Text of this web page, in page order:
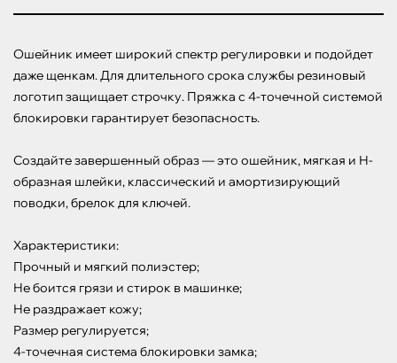
Ошейник имеет широкий спектр регулировки и подойдет
даже щенкам. Для длительного срока службы резиновый
логотип защищает строчку. Пряжка с 4-точечной системой
блокировки гарантирует безопасность.
Создайте завершенный образ — это ошейник, мягкая и Н-
образная шлейки, классический и амортизирующий
поводки, брелок для ключей.
Характеристики:
Прочный и мягкий полиэстер;
Не боится грязи и стирок в машинке;
Не раздражает кожу;
Размер регулируется;
4-точечная система блокировки замка;